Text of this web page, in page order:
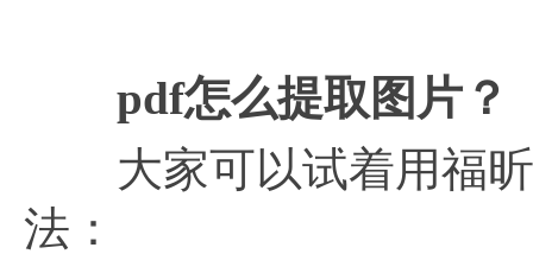
pdf怎么提取图片？
大家可以试着用福昕
法：